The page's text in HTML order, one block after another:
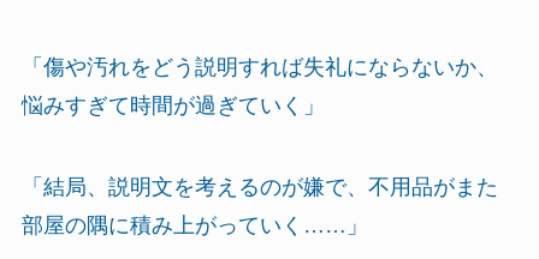
「傷や汚れをどう説明すれば失礼にならないか、
悩みすぎて時間が過ぎていく」
「結局、説明文を考えるのが嫌で、不用品がまた
部屋の隅に積み上がっていく……」